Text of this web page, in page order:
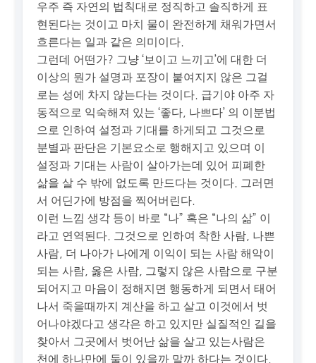
우주 즉 자연의 법칙대로 정직하고 솔직하게 표
현된다는 것이고 마치 물이 완전하게 채워가면서
흐른다는 일과 같은 의미이다.
그런데 어떤가? 그냥 ‘보이고 느끼고’에 대한 더
이상의 뭔가 설명과 포장이 붙여지지 않은 그걸
로는 성에 차지 않는다는 것이다. 급기야 아주 자
동적으로 익숙해져 있는 ‘좋다, 나쁘다’ 의 이분법
으로 인하여 설정과 기대를 하게되고 그것으로
분별과 판단은 기본요소로 행해지고 있으며 이
설정과 기대는 사람이 살아가는데 있어 피폐한
삶을 살 수 밖에 없도록 만드다는 것이다. 그러면
서 어딘가에 방점을 찍어버린다.
이런 느낌 생각 등이 바로 “나” 혹은 “나의 삶” 이
라고 연역된다. 그것으로 인하여 착한 사람, 나쁜
사람, 더 나아가 나에게 이익이 되는 사람 해악이
되는 사람, 옳은 사람, 그렇지 않은 사람으로 구분
되어지고 마음이 정해지면 행동하게 되면서 태어
나서 죽을때까지 계산을 하고 살고 이것에서 벗
어나야겠다고 생각은 하고 있지만 실질적인 길을
찾아서 그곳에서 벗어난 삶을 살고 있는사람은
천에 하나만에 둘이 있을까 말까 하다는 것이다.